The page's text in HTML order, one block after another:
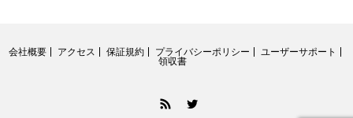
会社概要 アクセス 保証規約 プライバシーポリシー
ユーザーサポート
領収書